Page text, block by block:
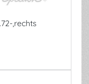
,rechts